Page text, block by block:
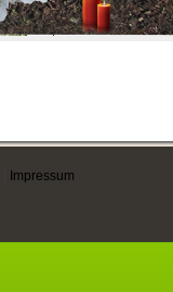
Impressum